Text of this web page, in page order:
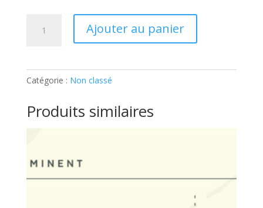
PÂTISSERIE
Ticket
Ajouter au panier
Catégorie : Non classé
Produits similaires